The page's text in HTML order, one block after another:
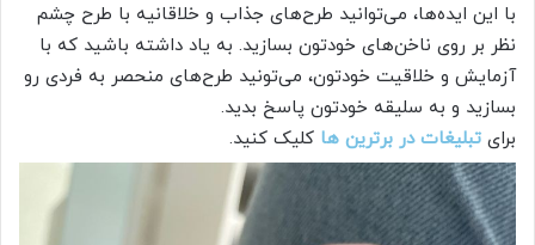
با این ایده‌ها، می‌توانید طرح‌های جذاب و خلاقانیه با طرح چشم
نظر بر روی ناخن‌های خودتون بسازید. به یاد داشته باشید که با
آزمایش و خلاقیت خودتون، می‌تونید طرح‌های منحصر به فردی رو
بسازید و به سلیقه خودتون پاسخ بدید.
برای تبلیغات در برترین ها کلیک کنید.